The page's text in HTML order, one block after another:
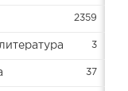
2359
3
37